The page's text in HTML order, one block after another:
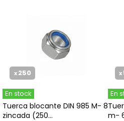
x 250
En stock
Tuerca blocante DIN 985 M- 8
zincada (250...
x
En
m-